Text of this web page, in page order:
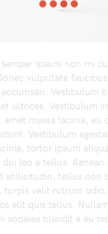
ipsum non mi
vulputate
Vestibulum
ultrices. Vestibulum
amet massa lacinia, eu
Vestibulum
tortor ipsum
leo a tellus. Aenean
sollicitudin, tellus non
turpis velit rutrum
elit quis tellus.
sodales blandit a eu